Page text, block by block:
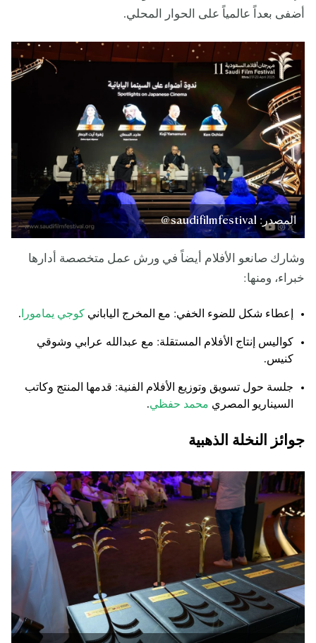
أضفى بعداً عالمياً على الحوار المحلي.
المصدر: saudifilmfestival@
وشارك صانعو الأفلام أيضاً في ورش عمل متخصصة أدارها
خبراء، ومنها:
إعطاء شكل للضوء الخفي: مع المخرج الياباني كوجي يمامورا .
كواليس إنتاج الأفلام المستقلة: مع عبدالله عرابي وشوقي
كنيس.
جلسة حول تسويق وتوزيع الأفلام الفنية: قدمها المنتج وكاتب
السيناريو المصري محمد حفظي.
جوائز النخلة الذهبية